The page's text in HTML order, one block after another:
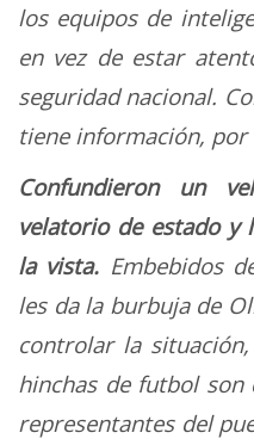
los equipos de
en vez de estar
seguridad nacional.
tiene información, por
Confundieron un
velatorio de estado y
la vista. Embebidos
les da la burbuja de
controlar la
hinchas de futbol
representantes del